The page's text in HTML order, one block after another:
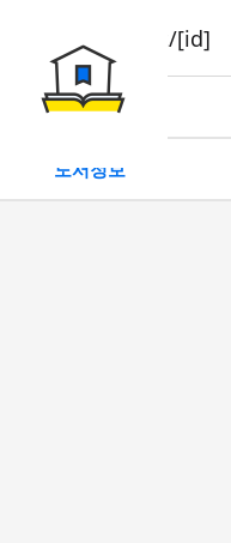
book/rent/[id]
대여
도서정보